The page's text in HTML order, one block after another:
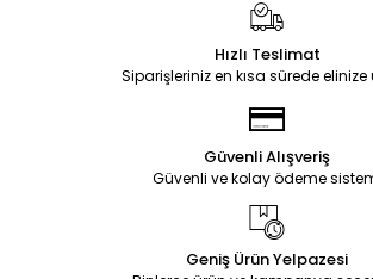
Hızlı Teslimat
Siparişleriniz en kısa sürede elinize
Güvenli Alışveriş
Güvenli ve kolay ödeme
Geniş Ürün Yelpazesi